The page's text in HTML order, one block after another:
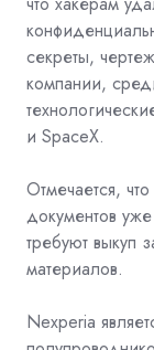
секреты,
компании,
и SpaceX.
Отмечается,
документов
требуют выкуп
материалов.
Nexperia